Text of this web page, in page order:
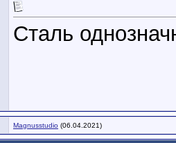
Сталь
Magnusstudio (06.04.2021)